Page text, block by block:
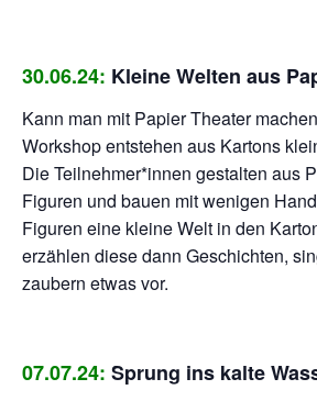
30.06.24: Kleine Welten aus
Kann man mit Papier Theater
Workshop entstehen aus Kartons
Die Teilnehmer*innen gestalten aus
Figuren und bauen mit wenigen
Figuren eine kleine Welt in den
erzählen diese dann Geschichten,
zaubern etwas vor.
07.07.24: Sprung ins kalte